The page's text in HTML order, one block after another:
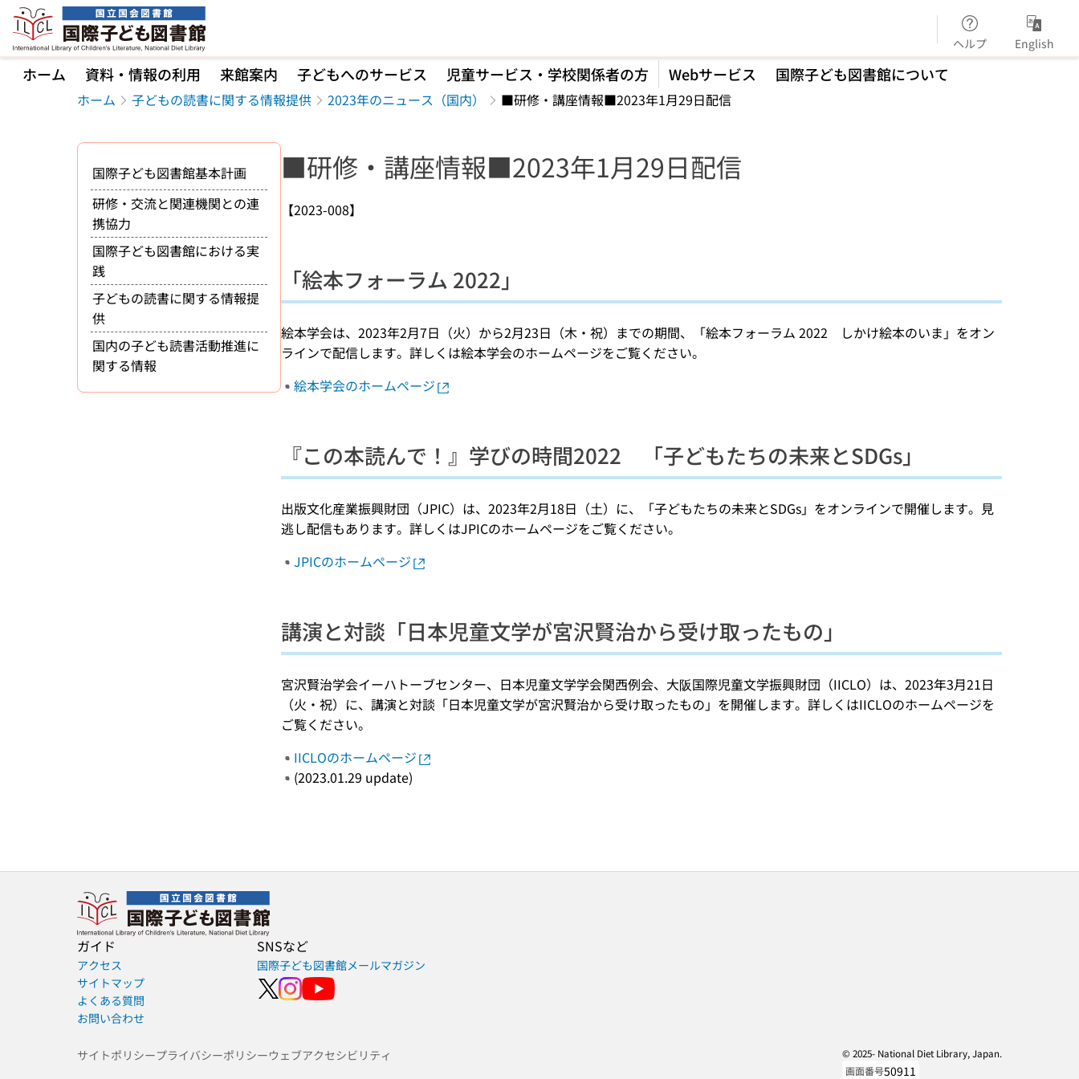
本文へ移動
ヘルプ English
ホーム 資料・情報の利用 来館案内 子どもへのサービス 児童サービス・学校関係者の方 Webサービス 国際子ども図書館について
ホーム 子どもの読書に関する情報提供 2023年のニュース（国内） ■研修・講座情報■2023年1月29日配信
■研修・講座情報■2023年1月29日配信
【2023-008】
「絵本フォーラム 2022」
絵本学会は、2023年2月7日（火）から2月23日（木・祝）までの期間、「絵本フォーラム 2022 しかけ絵本のいま」をオン
ラインで配信します。詳しくは絵本学会のホームページをご覧ください。
絵本学会のホームページ
『この本読んで！』学びの時間2022 「子どもたちの未来とSDGs」
出版文化産業振興財団（JPIC）は、2023年2月18日（土）に、「子どもたちの未来とSDGs」をオンラインで開催します。見
逃し配信もあります。詳しくはJPICのホームページをご覧ください。
JPICのホームページ
講演と対談「日本児童文学が宮沢賢治から受け取ったもの」
宮沢賢治学会イーハトーブセンター、日本児童文学学会関西例会、大阪国際児童文学振興財団（IICLO）は、2023年3月21日
（火・祝）に、講演と対談「日本児童文学が宮沢賢治から受け取ったもの」を開催します。詳しくはIICLOのホームページを
ご覧ください。
IICLOのホームページ
(2023.01.29 update)
国際子ども図書館基本計画
研修・交流と関連機関との連
携協力
国際子ども図書館における実
践
子どもの読書に関する情報提
供
国内の子ども読書活動推進に
関する情報
ガイド
アクセス
サイトマップ
よくある質問
お問い合わせ
SNSなど
国際子ども図書館メールマガジン
サイトポリシープライバシーポリシーウェブアクセシビリティ
© 2025- National Diet Library, Japan.
画面番号50911